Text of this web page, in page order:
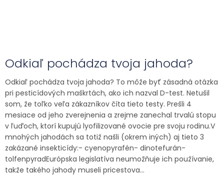
Odkiaľ pochádza tvoja jahoda?
Odkiaľ pochádza tvoja jahoda? To môže byť zásadná otázka
pri pesticídových maškrtách, ako ich nazval D-test. Netušil
som, že toľko veľa zákazníkov číta tieto testy. Prešli 4
mesiace od jeho zverejnenia a zrejme zanechal trvalú stopu
v ľuďoch, ktorí kupujú lyofilizované ovocie pre svoju rodinu.V
mnohých jahodách sa totiž našli (okrem iných) aj tieto 3
zakázané insekticídy:- cyenopyrafén- dinotefurán-
tolfenpyradEurópska legislatíva neumožňuje ich používanie,
takže takého jahody museli pricestova...